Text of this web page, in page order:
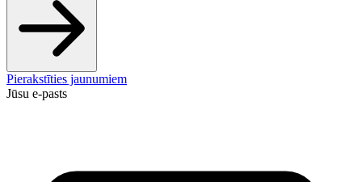
Pierakstīties jaunumiem
Jūsu e-pasts